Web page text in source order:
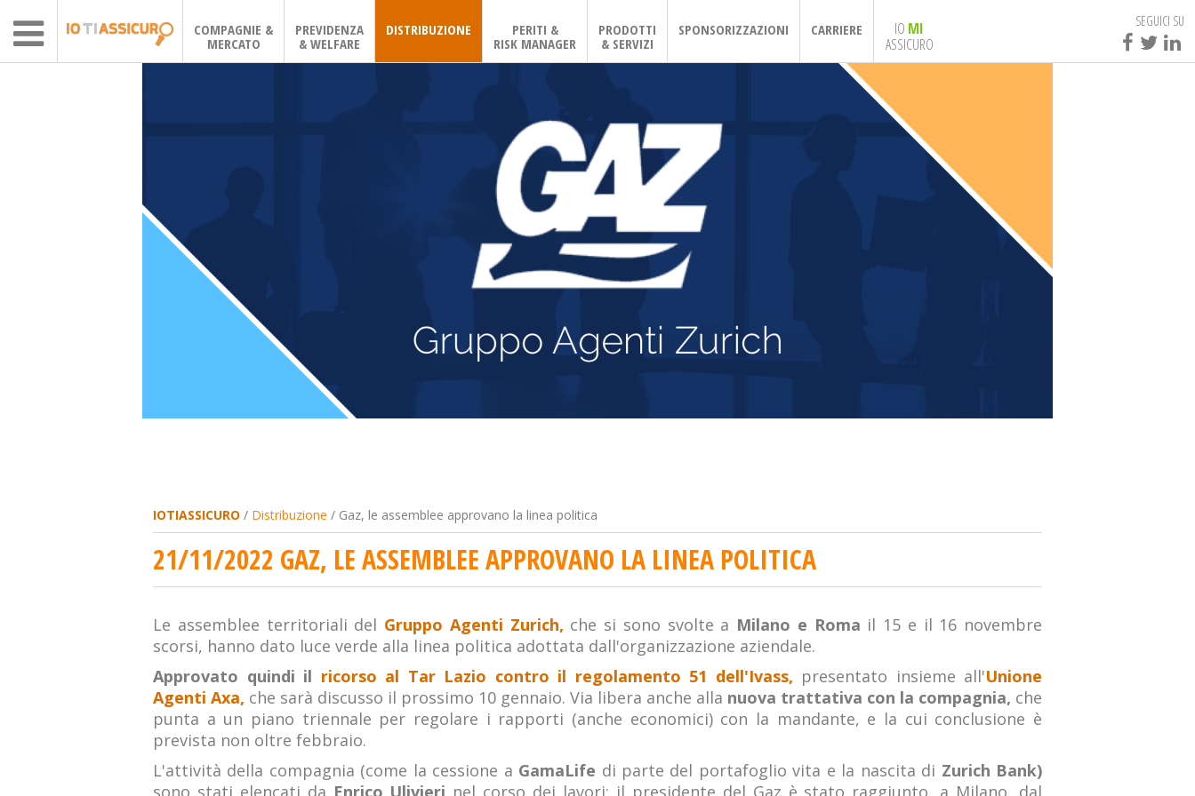
COMPAGNIE &
MERCATO
PREVIDENZA
& WELFARE
DISTRIBUZIONE
PERITI &
RISK MANAGER
PRODOTTI
& SERVIZI
SPONSORIZZAZIONI CARRIERE IO MI
ASSICURO
SEGUICI SU
IOTIASSICURO / Distribuzione / Gaz, le assemblee approvano la linea politica
21/11/2022 GAZ, LE ASSEMBLEE APPROVANO LA LINEA POLITICA
Le assemblee territoriali del Gruppo Agenti Zurich, che si sono svolte a Milano e Roma il 15 e il 16 novembre
scorsi, hanno dato luce verde alla linea politica adottata dall'organizzazione aziendale.
Approvato quindi il ricorso al Tar Lazio contro il regolamento 51 dell'Ivass, presentato insieme all'Unione
Agenti Axa, che sarà discusso il prossimo 10 gennaio. Via libera anche alla nuova trattativa con la compagnia, che
punta a un piano triennale per regolare i rapporti (anche economici) con la mandante, e la cui conclusione è
prevista non oltre febbraio.
L'attività della compagnia (come la cessione a GamaLife di parte del portafoglio vita e la nascita di Zurich Bank)
sono stati elencati da Enrico Ulivieri nel corso dei lavori; il presidente del Gaz è stato raggiunto, a Milano, dal